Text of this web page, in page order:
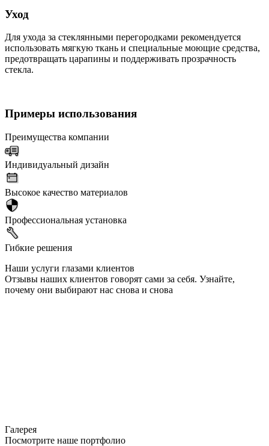
Уход
Для ухода за стеклянными перегородками рекомендуется
использовать мягкую ткань и специальные моющие средства,
предотвращать царапины и поддерживать прозрачность
стекла.
Примеры использования
Преимущества компании
Индивидуальный дизайн
Высокое качество материалов
Профессиональная установка
Гибкие решения
Наши услуги глазами клиентов
Отзывы наших клиентов говорят сами за себя. Узнайте,
почему они выбирают нас снова и снова
Галерея
Посмотрите наше портфолио